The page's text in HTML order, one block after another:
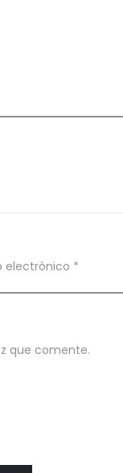
electrónico *
que comente.